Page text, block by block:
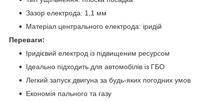
Зазор електрода: 1,1 мм
Матеріал центрального електрода: іридій
Переваги:
Іридієвий електрод із підвищеним ресурсом
Ідеально підходить для автомобілів із ГБО
Легкий запуск двигуна за будь-яких погодних умов
Економія пального та газу